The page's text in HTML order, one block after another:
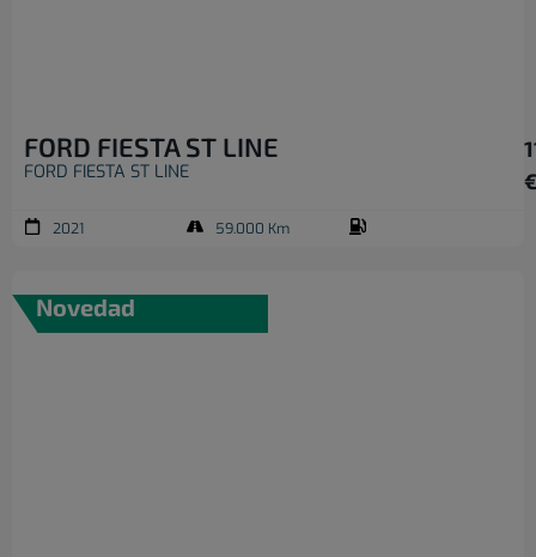
FORD FIESTA ST LINE
FORD FIESTA ST LINE
2021 59.000 Km
Novedad